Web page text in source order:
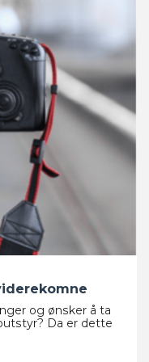
og ønsker å ta
Da er dette